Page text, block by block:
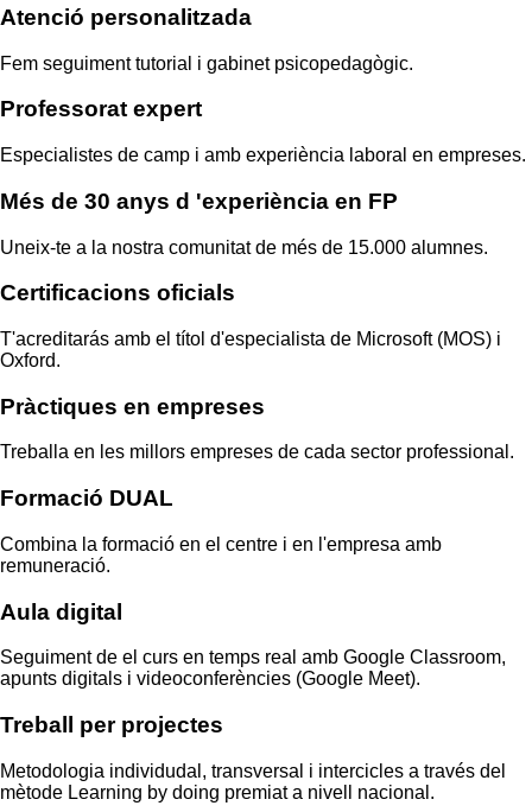
Atenció personalitzada
Fem seguiment tutorial i gabinet psicopedagògic.
Professorat expert
Especialistes de camp i amb experiència laboral en empreses.
Més de 30 anys d 'experiència en FP
Uneix-te a la nostra comunitat de més de 15.000 alumnes.
Certificacions oficials
T'acreditarás amb el títol d'especialista de Microsoft (MOS) i
Oxford.
Pràctiques en empreses
Treballa en les millors empreses de cada sector professional.
Formació DUAL
Combina la formació en el centre i en l'empresa amb
remuneració.
Aula digital
Seguiment de el curs en temps real amb Google Classroom,
apunts digitals i videoconferències (Google Meet).
Treball per projectes
Metodologia individudal, transversal i intercicles a través del
mètode Learning by doing premiat a nivell nacional.